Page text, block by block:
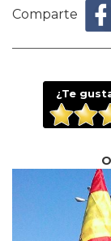
Comparte
¿Te